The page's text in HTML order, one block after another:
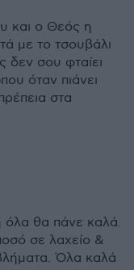
και ο Θεός η
με το τσουβάλι
δεν σου φταίει
όταν πιάνει
στα
όλα θα πάνε καλά.
σε λαχείο &
Όλα καλά